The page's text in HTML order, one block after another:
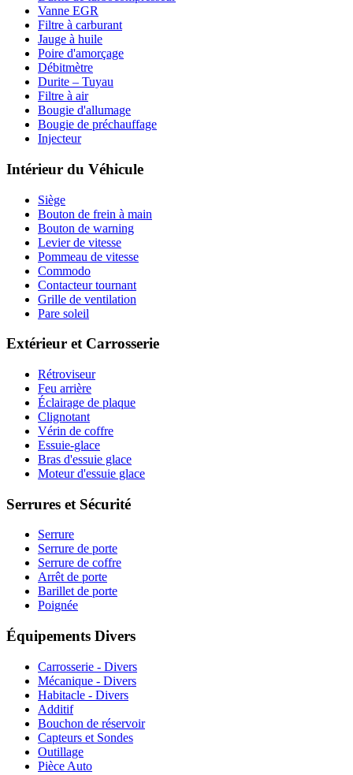
Vanne EGR
Filtre à carburant
Jauge à huile
Poire d'amorçage
Débitmètre
Durite – Tuyau
Filtre à air
Bougie d'allumage
Bougie de préchauffage
Injecteur
Intérieur du Véhicule
Siège
Bouton de frein à main
Bouton de warning
Levier de vitesse
Pommeau de vitesse
Commodo
Contacteur tournant
Grille de ventilation
Pare soleil
Extérieur et Carrosserie
Rétroviseur
Feu arrière
Éclairage de plaque
Clignotant
Vérin de coffre
Essuie-glace
Bras d'essuie glace
Moteur d'essuie glace
Serrures et Sécurité
Serrure
Serrure de porte
Serrure de coffre
Arrêt de porte
Barillet de porte
Poignée
Équipements Divers
Carrosserie - Divers
Mécanique - Divers
Habitacle - Divers
Additif
Bouchon de réservoir
Capteurs et Sondes
Outillage
Pièce Auto